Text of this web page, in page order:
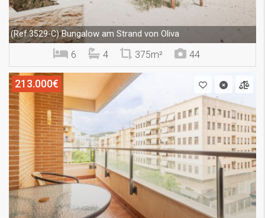
(Ref.3529-C)Bungalow am Strand von Oliva
6 4 375m² 44
213.000€